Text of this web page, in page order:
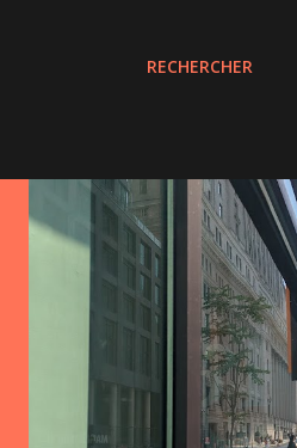
RECHERCHER